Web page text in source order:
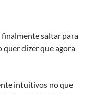
finalmente saltar para
quer dizer que agora
intuitivos no que